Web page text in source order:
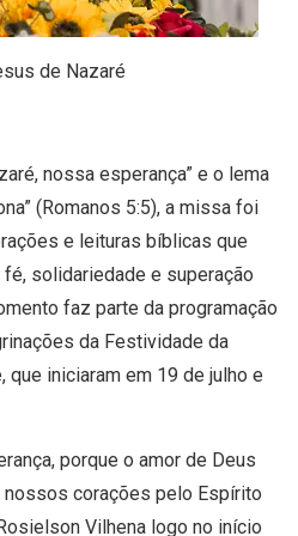
de Nazaré
nossa esperança” e o lema
(Romanos 5:5), a missa foi
e leituras bíblicas que
solidariedade e superação
faz parte da programação
da Festividade da
que iniciaram em 19 de julho e
porque o amor de Deus
corações pelo Espírito
Vilhena logo no início